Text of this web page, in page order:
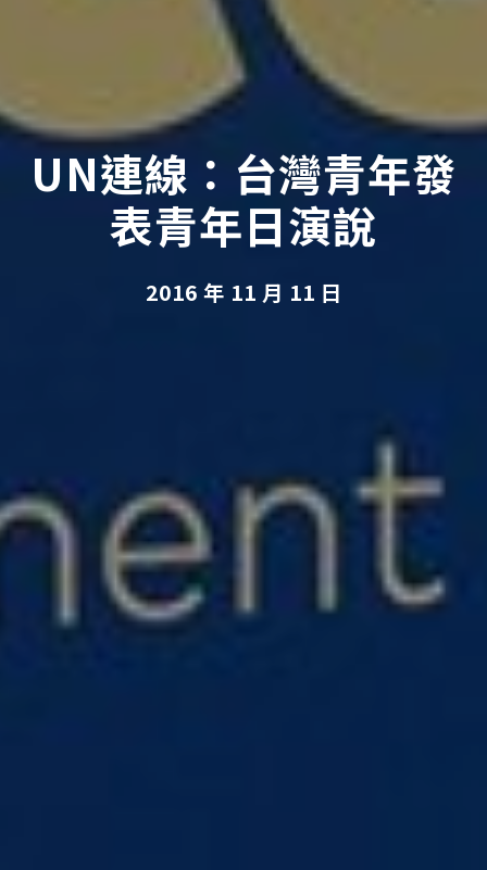
UN連線：台灣青年發
表青年日演說
2016 年 11 月 11 日